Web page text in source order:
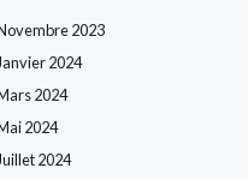
2023
Janvier 2024
2024
2024
Juillet 2024